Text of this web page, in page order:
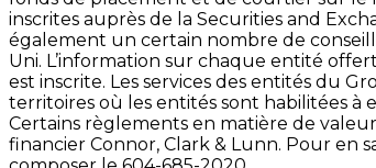
inscrites auprès de la Securities and
également un certain nombre de
Uni. L’information sur chaque entité
est inscrite. Les services des entités du
territoires où les entités sont habilitées à
Certains règlements en matière de
financier Connor, Clark & Lunn. Pour en